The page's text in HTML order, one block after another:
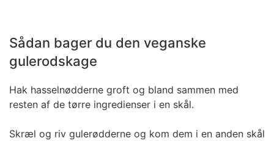
Sådan bager du den veganske
gulerodskage
Hak hasselnødderne groft og bland sammen med
resten af de tørre ingredienser i en skål.
Skræl og riv gulerødderne og kom dem i en anden skål